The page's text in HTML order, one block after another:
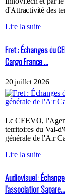
d'Attractivité des
Lire la suite
Fret : Échanges du
Cargo France ...
20 juillet 2026
Le CEEVO,
territoires du Val-
générale de l'Air
Lire la suite
Audiovisuel :
l'association Sapare...